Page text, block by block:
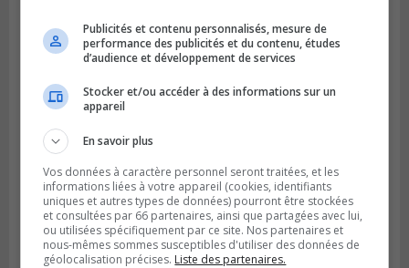
BROSSARD
Publié le 31 juillet 2026 à 12h00
Le transport à la demande du RTL prend
de l’expansion à Brossard
Publicités et contenu personnalisés, mesure de
performance des publicités et du contenu, études
d’audience et développement de services
Stocker et/ou accéder à des informations sur un
appareil
En savoir plus
Vos données à caractère personnel seront traitées, et les
informations liées à votre appareil (cookies, identifiants
uniques et autres types de données) pourront être stockées
et consultées par 66 partenaires, ainsi que partagées avec lui,
ou utilisées spécifiquement par ce site. Nos partenaires et
nous-mêmes sommes susceptibles d'utiliser des données de
géolocalisation précises. Liste des partenaires.